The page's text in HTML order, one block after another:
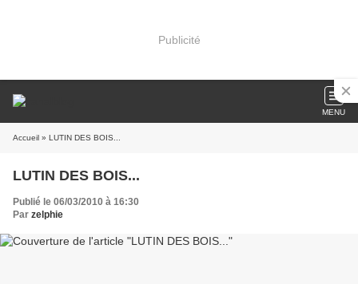
Publicité
MENU
Accueil » LUTIN DES BOIS...
LUTIN DES BOIS...
Publié le 06/03/2010 à 16:30
Par zelphie